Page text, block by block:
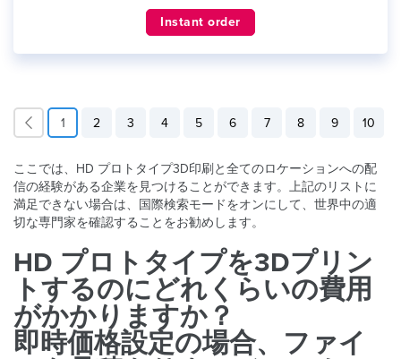
Instant order
1 2 3 4 5 6 7 8 9 10
ここでは、HD プロトタイプ3D印刷と全てのロケーションへの配
信の経験がある企業を見つけることができます。上記のリストに
満足できない場合は、国際検索モードをオンにして、世界中の適
切な専門家を確認することをお勧めします。
HD プロトタイプを3Dプリン
トするのにどれくらいの費用
がかかりますか？
即時価格設定の場合、ファイ